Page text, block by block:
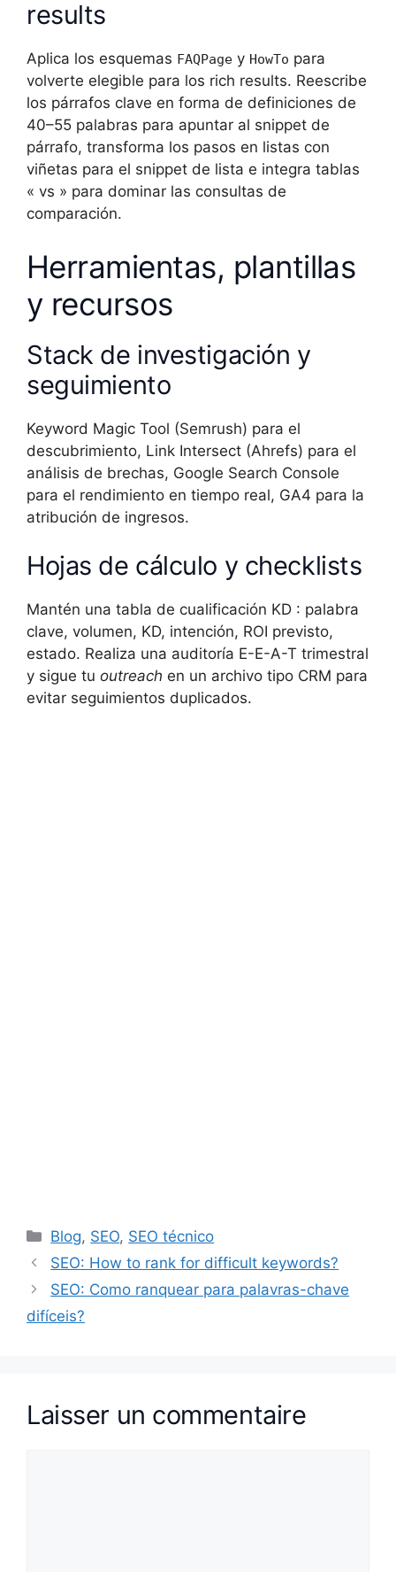
results
Aplica los esquemas FAQPage y HowTo para
volverte elegible para los rich results. Reescribe
los párrafos clave en forma de definiciones de
40–55 palabras para apuntar al snippet de
párrafo, transforma los pasos en listas con
viñetas para el snippet de lista e integra tablas
« vs » para dominar las consultas de
comparación.
Herramientas, plantillas
y recursos
Stack de investigación y
seguimiento
Keyword Magic Tool (Semrush) para el
descubrimiento, Link Intersect (Ahrefs) para el
análisis de brechas, Google Search Console
para el rendimiento en tiempo real, GA4 para la
atribución de ingresos.
Hojas de cálculo y checklists
Mantén una tabla de cualificación KD : palabra
clave, volumen, KD, intención, ROI previsto,
estado. Realiza una auditoría E-E-A-T trimestral
y sigue tu outreach en un archivo tipo CRM para
evitar seguimientos duplicados.
Catégories
Blog, SEO, SEO técnico
SEO: How to rank for difficult keywords?
SEO: Como ranquear para palavras-chave
difíceis?
Laisser un commentaire